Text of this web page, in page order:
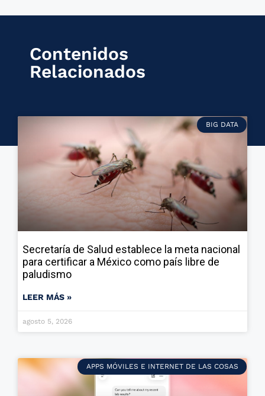
Contenidos
Relacionados
BIG DATA
Secretaría de Salud establece la meta nacional
para certificar a México como país libre de
paludismo
LEER MÁS »
agosto 5, 2026
APPS MÓVILES E INTERNET DE LAS COSAS